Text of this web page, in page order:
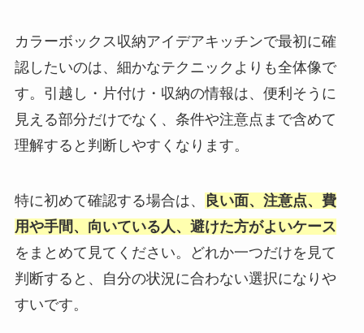
カラーボックス収納アイデアキッチンで最初に確
認したいのは、細かなテクニックよりも全体像で
す。引越し・片付け・収納の情報は、便利そうに
見える部分だけでなく、条件や注意点まで含めて
理解すると判断しやすくなります。
特に初めて確認する場合は、
良い面、注意点、費
用や手間、向いている人、避けた方がよいケース
をまとめて見てください。どれか一つだけを見て
判断すると、自分の状況に合わない選択になりや
すいです。